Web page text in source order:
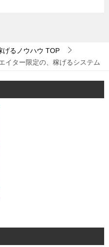
げるノウハウ TOP
イター限定の、稼げるシステム